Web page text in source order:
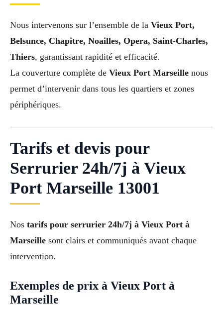
Nous intervenons sur l’ensemble de la Vieux Port,
Belsunce, Chapitre, Noailles, Opera, Saint-Charles,
Thiers, garantissant rapidité et efficacité.
La couverture complète de Vieux Port Marseille nous
permet d’intervenir dans tous les quartiers et zones
périphériques.
Tarifs et devis pour
Serrurier 24h/7j à Vieux
Port Marseille 13001
Nos tarifs pour serrurier 24h/7j à Vieux Port à
Marseille sont clairs et communiqués avant chaque
intervention.
Exemples de prix à Vieux Port à
Marseille